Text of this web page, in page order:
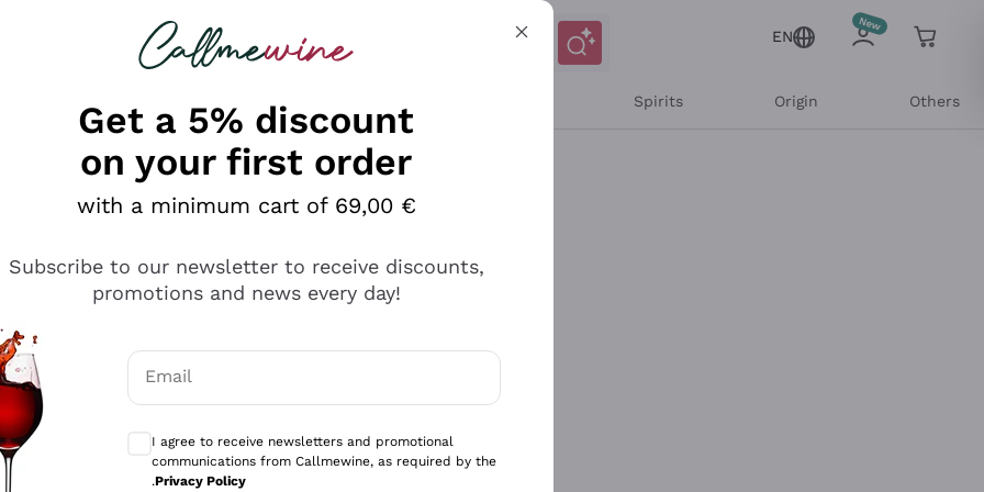
looking for
EN
Spirits Origin Others
Get a 5% discount
on your first order
with a minimum cart of 69,00 €
Subscribe to our newsletter to receive discounts,
promotions and news every day!
Email
I agree to receive newsletters and promotional
communications from Callmewine, as required by the
.Privacy Policy